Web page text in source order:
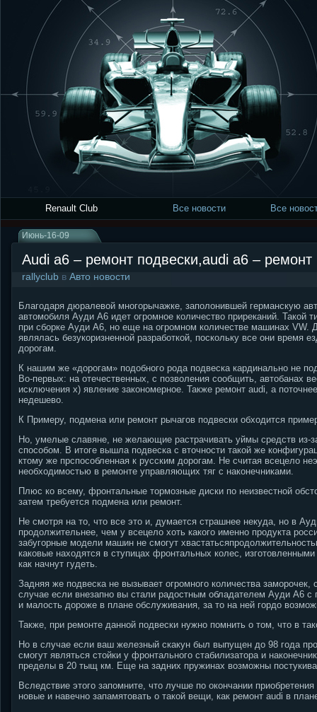
Renault Club Все новости Все
Июнь-16-09
Audi a6 – ремонт подвески,audi a6 –
rallyclub в Авто новости
Благодаря дюралевой многорычажке, заполонившей германскую
автомобиля Ауди A6 идет огромное количество приреканий. Такой
при сборке Ауди A6, но еще на огромном количестве машинах VW.
являлась безукоризненной разработкой, поскольку все они время
дорогам.
К нашим же «дорогам» подобного рода подвеска кардинально не
Во-первых: на отечественных, с позволения сообщить, автобанах
исключения х) явление закономерное. Также ремонт audi, а
недешево.
К Примеру, подмена или ремонт рычагов подвески обходится
Но, умелые славяне, не желающие растрачивать уймы средств из-
способом. В итоге вышла подвеска с вточности такой же
ктому же прспособленная к русским дорогам. Не считая всецело
необходимостью в ремонте управляющих тяг с наконечниками.
Плюс ко всему, фронтальные тормозные диски по неизвестной
затем требуется подмена или ремонт.
Не смотря на то, что все это и, думается страшнее некуда, но в
продолжительнее, чем у всецело хоть какого именно продукта
забугорные модели машин не смогут
каковые находятся в ступицах фронтальных колес,
как начнут гудеть.
Задняя же подвеска не вызывает огромного количества
случае если внезапно вы стали радостным обладателем Ауди A6 с
и малость дороже в плане обслуживания, за то на ней гордо
Также, при ремонте данной подвески нужно помнить о том, что в
Но в случае если ваш железный скакун был выпущен до 98 года
смогут являться стойки у фронтального стабилизатора и
пределы в 20 тыщ км. Еще на задних пружинах возможны
Вследствие этого запомните, что лучше по окончании
новые и навечно запамятовать о такой вещи, как ремонт audi в